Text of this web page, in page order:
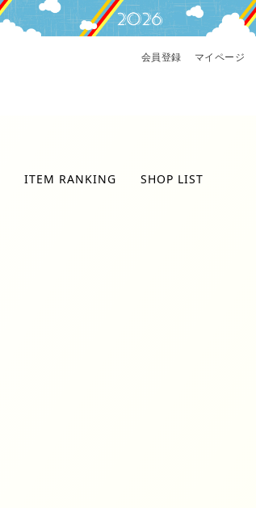
会員登録 マイページ
ITEM RANKING SHOP LIST